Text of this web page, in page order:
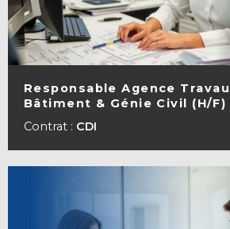
Responsable Agence
Bâtiment & Génie Civil (H/F)
Contrat : CDI